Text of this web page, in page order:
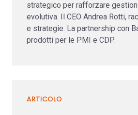
strategico per rafforzare
evolutiva. Il CEO Andrea Rotti,
e strategie. La partnership con
prodotti per le PMI e CDP.
ARTICOLO